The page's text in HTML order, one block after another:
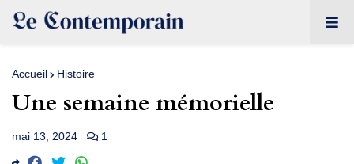
Accueil Histoire
Une semaine mémorielle
mai 13, 2024 1